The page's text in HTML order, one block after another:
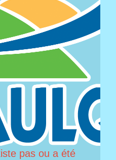
pas ou a été